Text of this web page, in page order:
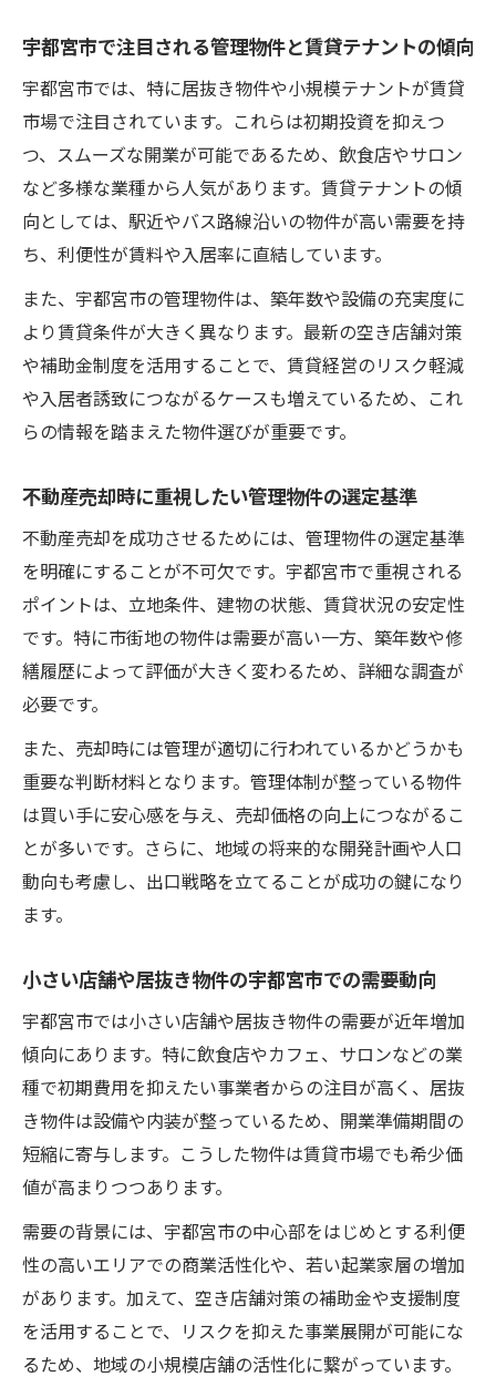
不動産売買で注目の宇都宮市物件ニーズを徹底
解説
宇都宮市管理物件の最新ニーズと不動産売
買の動向
宇都宮市の不動産売却事例から見る人気物
件の特徴
宇都宮市で小さい店舗賃貸が選ばれる理由
と背景
宇都宮市の不動産売買で重視される立地条
件分析
宇都宮市の需要変化に強い不動産売却の戦
略
画
宇都宮市空き店舗補助金を活用した不動産
売買戦略
宇都宮市管理物件で補助金を得るためのチ
ェックポイント
宇都宮市で店舗出店時の賃貸物件選びと補
助金活用法
宇都宮市不動産売買と補助金で出店コスト
を抑える
宇都宮市空き店舗の賃貸と不動産売買の注
目ポイント
サロン向け賃貸物件と宇都宮市不動産売却
の関係
宇都宮市のテナント需要と不動産売買の最
新事情
宇都宮市の空き店舗活用が不動産売却に与
える影響
宇都宮市でサロン開業に最適な物件選びの
コツ
人口動向から読み解く宇都宮市の売却・売買戦
略
宇都宮市で注目される管理物件と賃貸テナントの傾向
宇都宮市では、特に居抜き物件や小規模テナントが賃貸
市場で注目されています。これらは初期投資を抑えつ
つ、スムーズな開業が可能であるため、飲食店やサロン
など多様な業種から人気があります。賃貸テナントの傾
向としては、駅近やバス路線沿いの物件が高い需要を持
ち、利便性が賃料や入居率に直結しています。
また、宇都宮市の管理物件は、築年数や設備の充実度に
より賃貸条件が大きく異なります。最新の空き店舗対策
や補助金制度を活用することで、賃貸経営のリスク軽減
や入居者誘致につながるケースも増えているため、これ
らの情報を踏まえた物件選びが重要です。
不動産売却時に重視したい管理物件の選定基準
不動産売却を成功させるためには、管理物件の選定基準
を明確にすることが不可欠です。宇都宮市で重視される
ポイントは、立地条件、建物の状態、賃貸状況の安定性
です。特に市街地の物件は需要が高い一方、築年数や修
繕履歴によって評価が大きく変わるため、詳細な調査が
必要です。
また、売却時には管理が適切に行われているかどうかも
重要な判断材料となります。管理体制が整っている物件
は買い手に安心感を与え、売却価格の向上につながるこ
とが多いです。さらに、地域の将来的な開発計画や人口
動向も考慮し、出口戦略を立てることが成功の鍵になり
ます。
小さい店舗や居抜き物件の宇都宮市での需要動向
宇都宮市では小さい店舗や居抜き物件の需要が近年増加
傾向にあります。特に飲食店やカフェ、サロンなどの業
種で初期費用を抑えたい事業者からの注目が高く、居抜
き物件は設備や内装が整っているため、開業準備期間の
短縮に寄与します。こうした物件は賃貸市場でも希少価
値が高まりつつあります。
需要の背景には、宇都宮市の中心部をはじめとする利便
性の高いエリアでの商業活性化や、若い起業家層の増加
があります。加えて、空き店舗対策の補助金や支援制度
を活用することで、リスクを抑えた事業展開が可能にな
るため、地域の小規模店舗の活性化に繋がっています。